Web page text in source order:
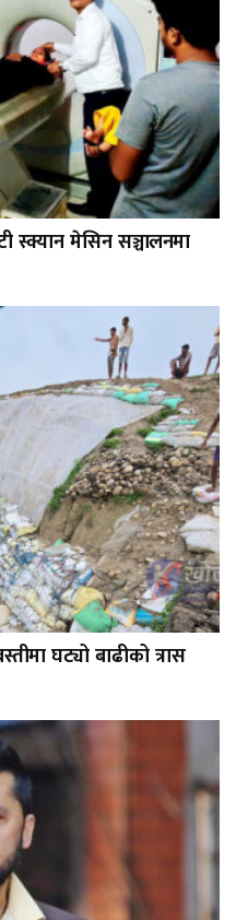
स्क्यान मेसिन सञ्चालनमा
घट्यो बाढीको त्रास